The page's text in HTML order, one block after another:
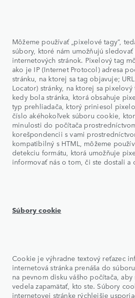
Môžeme používať „pixelové tagy“,
súbory, ktoré nám umožňujú
internetových stránok. Pixelový tag
ako je IP (Internet Protocol) adresa
stránku, na ktorej sa tag objavuje;
Locator) stránky, na ktorej sa pixelový
kedy bola stránka, ktorá obsahuje
typ prehliadača, ktorý priniesol
číslo akéhokoľvek súboru cookie,
minulosti do počítača
korešpondencii s vami
kompatibilný s HTML, môžeme
detekciu formátu, ktorá umožňuje
informovať nás o tom, či ste dostali a
Súbory cookie
Cookie je výhradne textový reťazec
internetová stránka prenáša do
na pevnom disku vášho počítača,
vedela zapamätať, kto ste. Súbory
internetovej stránke rýchlejšie